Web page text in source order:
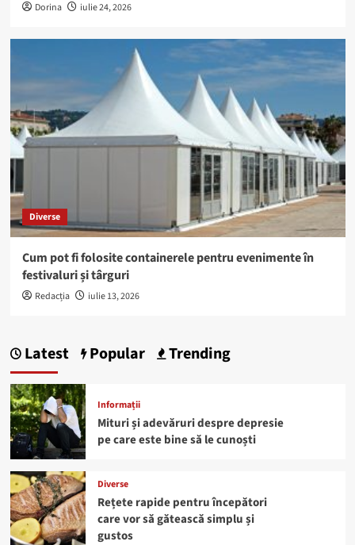
Dorina iulie 24, 2026
Diverse
Cum pot fi folosite containerele pentru evenimente în
festivaluri și târguri
Redacția iulie 13, 2026
Latest Popular Trending
Informații
Mituri și adevăruri despre depresie
pe care este bine să le cunoști
Diverse
Rețete rapide pentru începători
care vor să gătească simplu și
gustos